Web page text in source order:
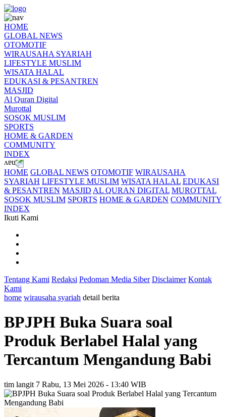
HOME
GLOBAL NEWS
OTOMOTIF
WIRAUSAHA SYARIAH
LIFESTYLE MUSLIM
WISATA HALAL
EDUKASI & PESANTREN
MASJID
Al Quran Digital
Murottal
SOSOK MUSLIM
SPORTS
HOME & GARDEN
COMMUNITY
INDEX
HOME GLOBAL NEWS OTOMOTIF WIRAUSAHA
SYARIAH LIFESTYLE MUSLIM WISATA HALAL EDUKASI
& PESANTREN MASJID AL QURAN DIGITAL MUROTTAL
SOSOK MUSLIM SPORTS HOME & GARDEN COMMUNITY
INDEX
Ikuti Kami
Tentang Kami Redaksi Pedoman Media Siber Disclaimer Kontak
Kami
home wirausaha syariah detail berita
BPJPH Buka Suara soal
Produk Berlabel Halal yang
Tercantum Mengandung Babi
tim langit 7 Rabu, 13 Mei 2026 - 13:40 WIB